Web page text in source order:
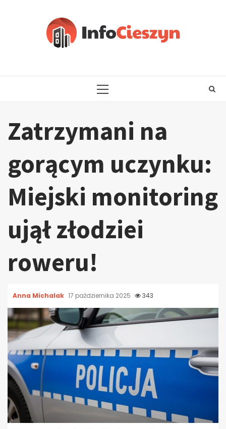
PRIMARY
Zatrzymani na
gorącym uczynku:
Miejski monitoring
ujął złodziei
roweru!
Anna Michalak 17 października 2025 343